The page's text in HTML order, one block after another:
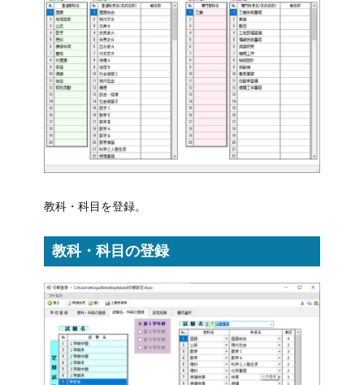
教科・科目を登録。
教科・科目の登録